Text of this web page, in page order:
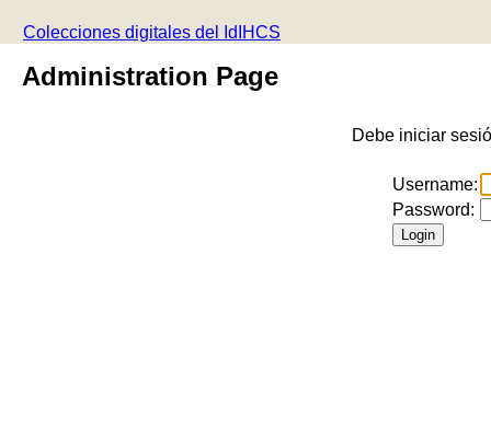
Colecciones digitales del IdIHCS
Administration Page
Debe iniciar
Username:
Password: